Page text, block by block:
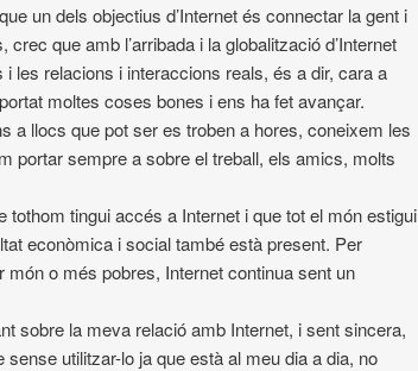
un dels objectius d’Internet és connectar la gent i
que amb l’arribada i la globalització d’Internet
i les relacions i interaccions reals, és a dir, cara a
moltes coses bones i ens ha fet avançar.
a llocs que pot ser es troben a hores, coneixem les
portar sempre a sobre el treball, els amics, molts
tothom tingui accés a Internet i que tot el món estigui
econòmica i social també està present. Per
o més pobres, Internet continua sent un
sobre la meva relació amb Internet, i sent sincera,
utilitzar-lo ja que està al meu dia a dia, no